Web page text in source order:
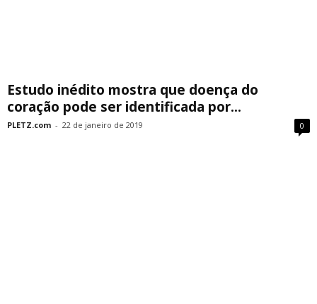
Estudo inédito mostra que doença do
coração pode ser identificada por...
PLETZ.com - 22 de janeiro de 2019 0